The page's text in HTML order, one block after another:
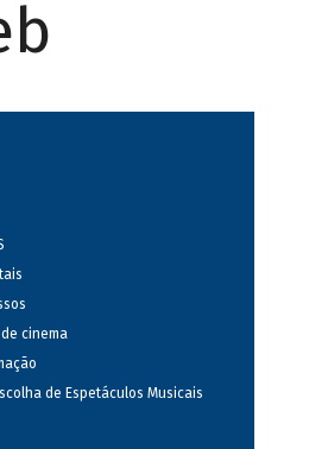
cinema
de Espetáculos Musicais